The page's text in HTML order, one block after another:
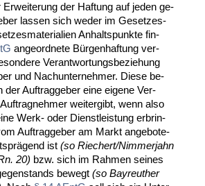
Er­wei­te­rung der Haf­tung auf je­den ge­
las­sen sich we­der im Ge­set­zes­
An­halts­punk­te fin­
an­ge­ord­ne­te Bürgen­haf­tung ver­
Ver­ant­wor­tungs­be­zie­hung
und Nachun­ter­neh­mer. Die­se be­
der Auf­trag­ge­ber ei­ne ei­ge­ne Ver­
wei­ter­gibt, wenn al­so
Werk- oder Dienst­leis­tung er­brin­
Auf­trag­ge­ber am Markt an­ge­bo­te­
ist (so Rie­chert/Nim­mer­jahn
20) bzw. sich im Rah­men sei­nes
be­wegt (so Bay­reu­ther